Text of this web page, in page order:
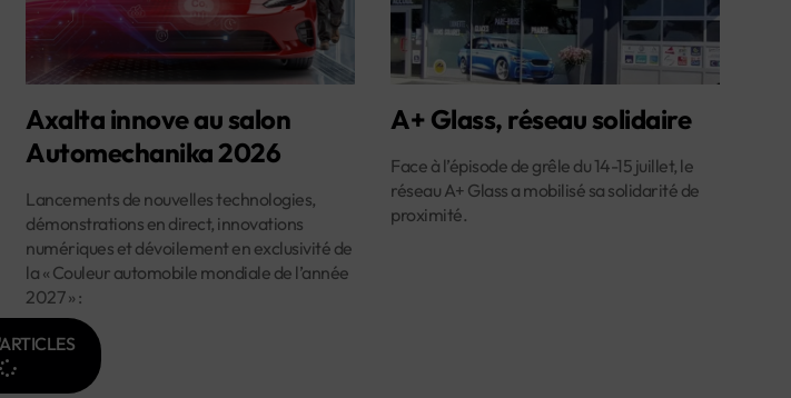
Axalta innove au salon
Automechanika 2026
Lancements de nouvelles technologies,
démonstrations en direct, innovations
numériques et dévoilement en exclusivité de
la « Couleur automobile mondiale de l’année
2027 » :
A+ Glass, réseau solidaire
Face à l’épisode de grêle du 14-15 juillet, le
réseau A+ Glass a mobilisé sa solidarité de
proximité.